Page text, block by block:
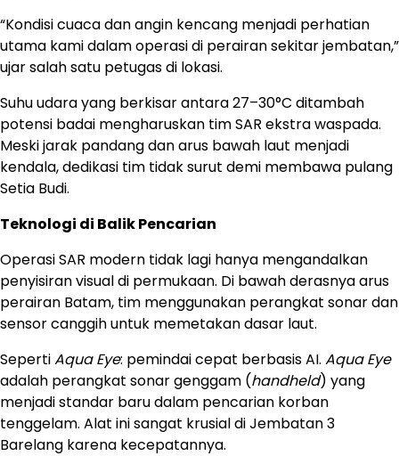
“Kondisi cuaca dan angin kencang menjadi perhatian
utama kami dalam operasi di perairan sekitar jembatan,”
ujar salah satu petugas di lokasi.
Suhu udara yang berkisar antara 27–30°C ditambah
potensi badai mengharuskan tim SAR ekstra waspada.
Meski jarak pandang dan arus bawah laut menjadi
kendala, dedikasi tim tidak surut demi membawa pulang
Setia Budi.
Teknologi di Balik Pencarian
Operasi SAR modern tidak lagi hanya mengandalkan
penyisiran visual di permukaan. Di bawah derasnya arus
perairan Batam, tim menggunakan perangkat sonar dan
sensor canggih untuk memetakan dasar laut.
SepertiAqua Eye: pemindai cepat berbasis AI. Aqua Eye
adalah perangkat sonar genggam (handheld) yang
menjadi standar baru dalam pencarian korban
tenggelam. Alat ini sangat krusial di Jembatan 3
Barelang karena kecepatannya.